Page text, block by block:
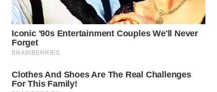
WN
NIAS
WN
LANGKAT
WN
TAPANULI